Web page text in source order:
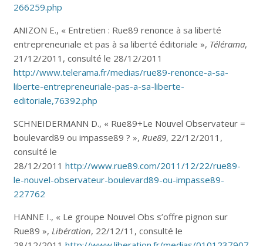
266259.php
ANIZON E., « Entretien : Rue89 renonce à sa liberté
entrepreneuriale et pas à sa liberté éditoriale », Télérama,
21/12/2011, consulté le 28/12/2011
http://www.telerama.fr/medias/rue89-renonce-a-sa-
liberte-entrepreneuriale-pas-a-sa-liberte-
editoriale,76392.php
SCHNEIDERMANN D., « Rue89+Le Nouvel Observateur =
boulevard89 ou impasse89 ? », Rue89, 22/12/2011,
consulté le
28/12/2011 http://www.rue89.com/2011/12/22/rue89-
le-nouvel-observateur-boulevard89-ou-impasse89-
227762
HANNE I., « Le groupe Nouvel Obs s’offre pignon sur
Rue89 », Libération, 22/12/11, consulté le